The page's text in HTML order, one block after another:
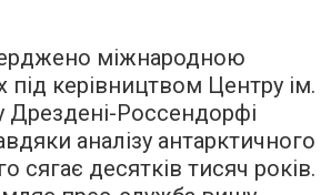
міжнародною
під керівництвом Центру ім.
Дрездені-Россендорфі
аналізу антарктичного
сягає десятків тисяч років.